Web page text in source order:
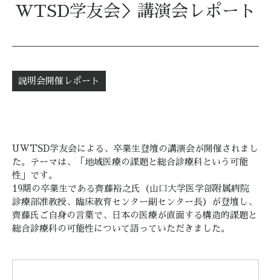
WTSD学友会＞講演会レポート
説明会開催レポート
UWTSD学友会による、卒業生登壇の講演会が開催されまし
た。テーマは、「地域医療の課題と総合診療科という可能
性」です。
19期の卒業生である齊藤裕之氏（山口大学医学部附属病院
診療部准教授、臨床教育センター副センター長）が登壇し、
齊藤氏ご自身の言葉で、日本の医療が直面する構造的課題と
総合診療科の可能性について語っていただきました。